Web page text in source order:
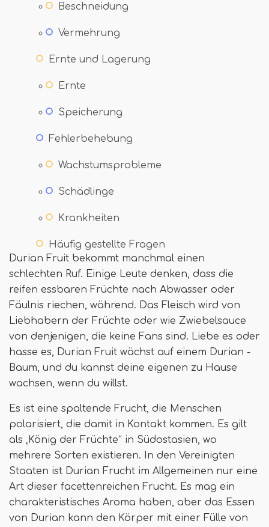
Beschneidung
Vermehrung
Ernte und Lagerung
Ernte
Speicherung
Fehlerbehebung
Wachstumsprobleme
Schädlinge
Krankheiten
Häufig gestellte Fragen
Durian Fruit bekommt manchmal einen
schlechten Ruf. Einige Leute denken, dass die
reifen essbaren Früchte nach Abwasser oder
Fäulnis riechen, während. Das Fleisch wird von
Liebhabern der Früchte oder wie Zwiebelsauce
von denjenigen, die keine Fans sind. Liebe es oder
hasse es, Durian Fruit wächst auf einem Durian -
Baum, und du kannst deine eigenen zu Hause
wachsen, wenn du willst.
Es ist eine spaltende Frucht, die Menschen
polarisiert, die damit in Kontakt kommen. Es gilt
als „König der Früchte“ in Südostasien, wo
mehrere Sorten existieren. In den Vereinigten
Staaten ist Durian Frucht im Allgemeinen nur eine
Art dieser facettenreichen Frucht. Es mag ein
charakteristisches Aroma haben, aber das Essen
von Durian kann den Körper mit einer Fülle von